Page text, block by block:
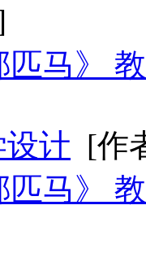
匹马》
设计 [作
匹马》